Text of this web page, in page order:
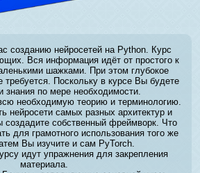
созданию нейросетей на Python. Курс
Вся информация идёт от простого к
шажками. При этом глубокое
требуется. Поскольку в курсе Вы будете
знания по мере необходимости.
необходимую теорию и терминологию.
нейросети самых разных архитектур и
создадите собственный фреймворк. Что
для грамотного использования того же
Вы изучите и сам PyTorch.
идут упражнения для закрепления
материала.